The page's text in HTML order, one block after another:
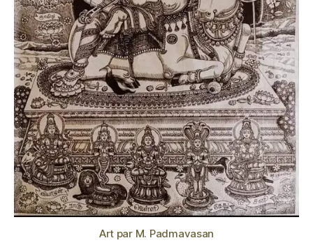
Art par M. Padmavasan